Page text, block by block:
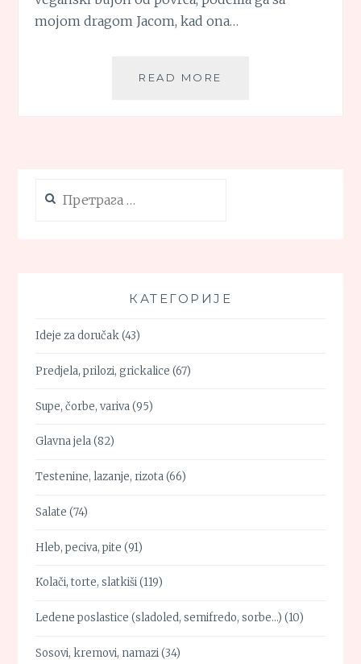
mojom dragom Jacom, kad ona…
READ MORE
за:
КАТЕГОРИЈЕ
Ideje za doručak(43)
Predjela, prilozi, grickalice (67)
Supe, čorbe, variva(95)
Glavna jela(82)
Testenine, lazanje, rizota(66)
Salate (74)
Hleb, peciva, pite (91)
Kolači, torte, slatkiši(119)
Ledene poslastice (sladoled, semifredo, sorbe…) (10)
Sosovi, kremovi, namazi(34)